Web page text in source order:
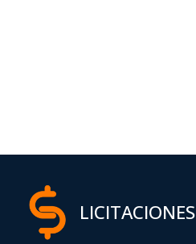
LICITACIONES